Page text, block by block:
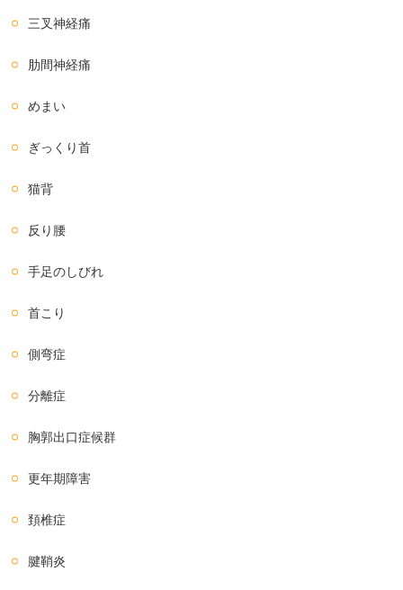
三叉神経痛
肋間神経痛
めまい
ぎっくり首
猫背
反り腰
手足のしびれ
首こり
側弯症
分離症
胸郭出口症候群
更年期障害
頚椎症
腱鞘炎